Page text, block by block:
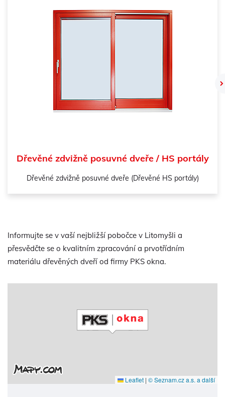
Dřevěné zdvižně posuvné dveře / HS portály
Dřevěné zdvižně posuvné dveře (Dřevěné HS portály)
Informujte se v vaší nejbližší pobočce v Litomyšli a
přesvědčte se o kvalitním zpracování a prvotřídním
materiálu dřevěných dveří od firmy PKS okna.
Leaflet | © Seznam.cz a.s. a další